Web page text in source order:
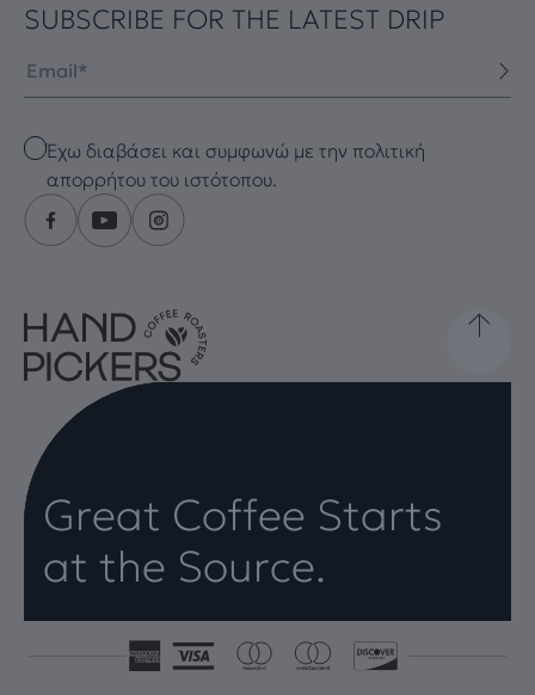
SUBSCRIBE FOR THE LATEST DRIP
Checkbox
Έχω διαβάσει και συμφωνώ με την πολιτική
απορρήτου του ιστότοπου.
Great Coffee Starts
at the Source.